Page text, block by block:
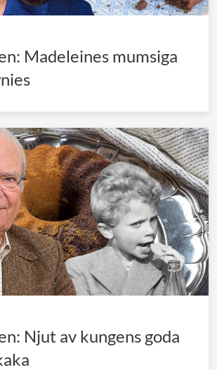
Marockanska kungahuset
Madeleines mumsiga
Njut av kungens goda